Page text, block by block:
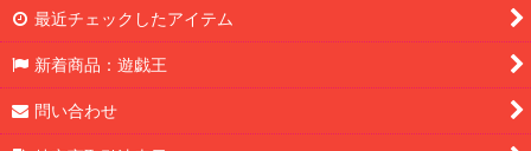
最近チェックしたアイテム
新着商品：遊戯王
問い合わせ